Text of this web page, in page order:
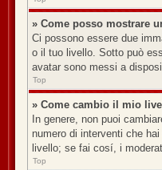
» Come posso mostrare
Ci possono essere due
o il tuo livello. Sotto può
avatar sono messi a
Top
» Come cambio il mio
In genere, non puoi
numero di interventi che
livello; se fai cosí, i
Top